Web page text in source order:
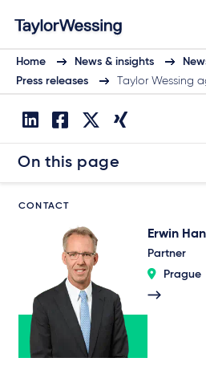
Home News & insights
Press releases
Taylor Wessing
On this page
CONTACT
Erwin
Partner
Prague